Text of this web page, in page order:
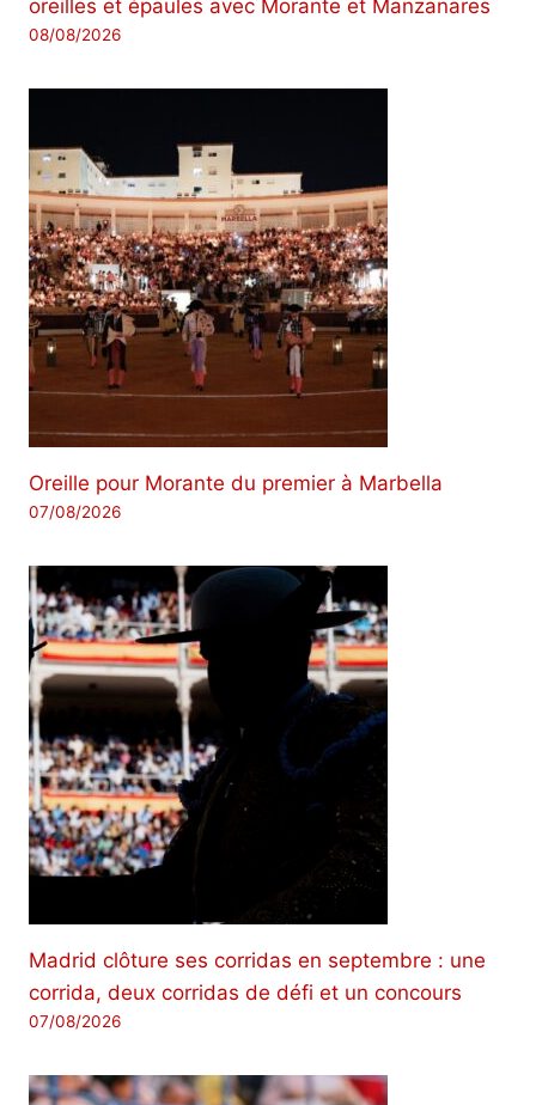
oreilles et épaules avec Morante et Manzanares
08/08/2026
Oreille pour Morante du premier à Marbella
07/08/2026
Madrid clôture ses corridas en septembre : une
corrida, deux corridas de défi et un concours
07/08/2026